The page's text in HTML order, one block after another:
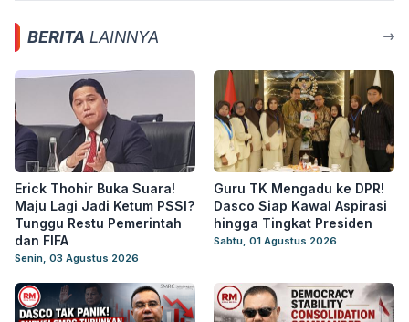
BERITA LAINNYA
Erick Thohir Buka Suara!
Maju Lagi Jadi Ketum PSSI?
Tunggu Restu Pemerintah
dan FIFA
Senin, 03 Agustus 2026
Guru TK Mengadu ke DPR!
Dasco Siap Kawal Aspirasi
hingga Tingkat Presiden
Sabtu, 01 Agustus 2026